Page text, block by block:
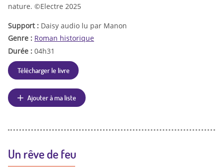
nature. ©Electre 2025
Support : Daisy audio lu par Manon
Genre : Roman historique
Durée : 04h31
Télécharger le livre
Ajouter à ma liste
Un rêve de feu